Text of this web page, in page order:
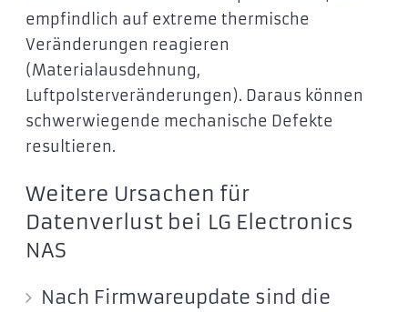
empfindlich auf extreme thermische
Veränderungen reagieren
(Materialausdehnung,
Luftpolsterveränderungen). Daraus können
schwerwiegende mechanische Defekte
resultieren.
Weitere Ursachen für
Datenverlust bei LG Electronics
NAS
Nach Firmwareupdate sind die